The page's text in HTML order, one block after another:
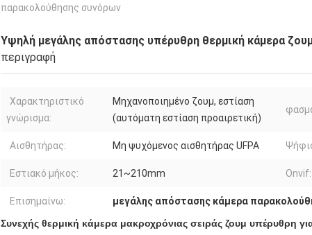
παρακολούθησης συνόρων
Υψηλή μεγάλης απόστασης υπέρυθρη θερμική κάμερα
περιγραφή
Χαρακτηριστικό
γνώρισμα:
Μηχανοποιημένο ζουμ, εστίαση
(αυτόματη εστίαση προαιρετική)
Αισθητήρας: Μη ψυχόμενος αισθητήρας UFPA
Εστιακό μήκος: 21~210mm Onvif:
Επισημαίνω: μεγάλης απόστασης κάμερα
Συνεχής θερμική κάμερα μακροχρόνιας σειράς ζουμ υπέρυθρη